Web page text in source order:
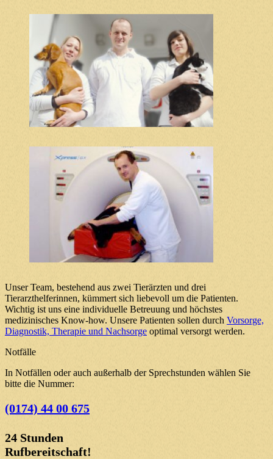
Unser Team, bestehend aus zwei Tierärzten und drei
Tierarzthelferinnen, kümmert sich liebevoll um die Patienten.
Wichtig ist uns eine individuelle Betreuung und höchstes
medizinisches Know-how. Unsere Patienten sollen durch Vorsorge,
Diagnostik, Therapie und Nachsorge optimal versorgt werden.
Notfälle
In Notfällen oder auch außerhalb der Sprechstunden wählen Sie
bitte die Nummer:
(0174) 44 00 675
24 Stunden
Rufbereitschaft!